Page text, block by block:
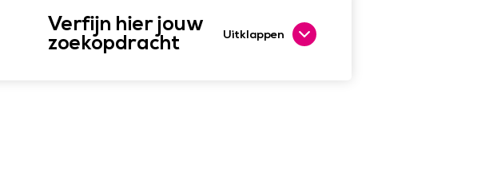
Verfijn hier jouw
zoekopdracht Uitklappen